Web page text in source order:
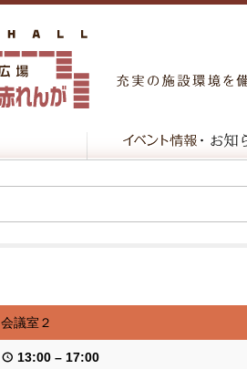
会議室２
13:00 – 17:00